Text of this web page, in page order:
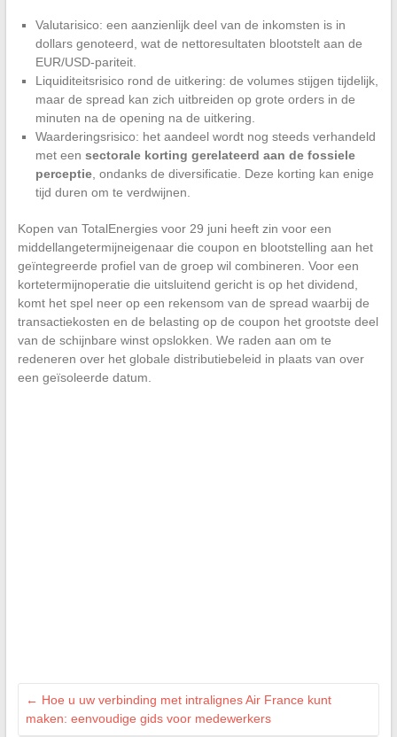
Valutarisico: een aanzienlijk deel van de inkomsten is in
dollars genoteerd, wat de nettoresultaten blootstelt aan de
EUR/USD-pariteit.
Liquiditeitsrisico rond de uitkering: de volumes stijgen tijdelijk,
maar de spread kan zich uitbreiden op grote orders in de
minuten na de opening na de uitkering.
Waarderingsrisico: het aandeel wordt nog steeds verhandeld
met een sectorale korting gerelateerd aan de fossiele
perceptie, ondanks de diversificatie. Deze korting kan enige
tijd duren om te verdwijnen.
Kopen van TotalEnergies voor 29 juni heeft zin voor een
middellangetermijneigenaar die coupon en blootstelling aan het
geïntegreerde profiel van de groep wil combineren. Voor een
kortetermijnoperatie die uitsluitend gericht is op het dividend,
komt het spel neer op een rekensom van de spread waarbij de
transactiekosten en de belasting op de coupon het grootste deel
van de schijnbare winst opslokken. We raden aan om te
redeneren over het globale distributiebeleid in plaats van over
een geïsoleerde datum.
← Hoe u uw verbinding met intralignes Air France kunt
maken: eenvoudige gids voor medewerkers